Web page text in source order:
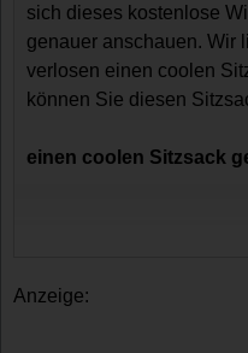
sich dieses kostenlose
genauer anschauen. Wir
verlosen einen coolen
können Sie diesen
einen coolen Sitzsack
Anzeige: